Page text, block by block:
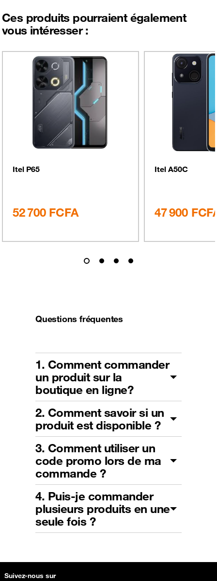
Ces produits pourraient également
vous intéresser :
Itel P65
52 700 FCFA
Itel A50C
47 900
Questions fréquentes
1. Comment commander
un produit sur la
boutique en ligne?
2. Comment savoir si un
produit est disponible ?
3. Comment utiliser un
code promo lors de ma
commande ?
4. Puis-je commander
plusieurs produits en une
seule fois ?
Suivez-nous sur